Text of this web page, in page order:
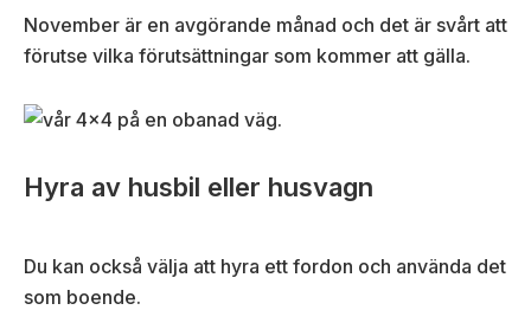
November är en avgörande månad och det är svårt att
förutse vilka förutsättningar som kommer att gälla.
Hyra av husbil eller husvagn
Du kan också välja att hyra ett fordon och använda det
som boende.